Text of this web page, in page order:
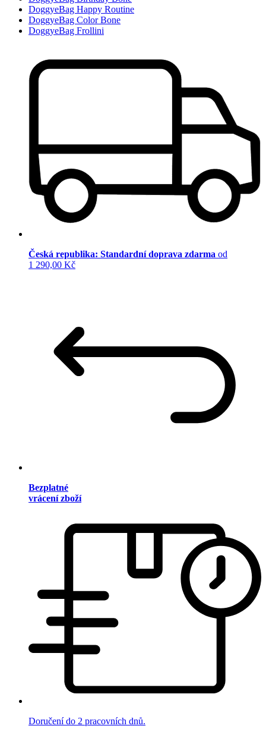
DoggyeBag Happy Routine
DoggyeBag Color Bone
DoggyeBag Frollini
Česká republika: Standardní doprava zdarma od
1 290,00 Kč
Bezplatné
vrácení zboží
Doručení do 2 pracovních dnů.